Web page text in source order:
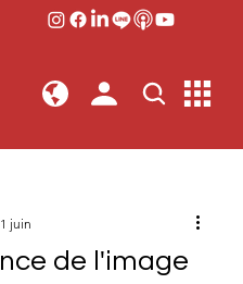
de l'image
juin